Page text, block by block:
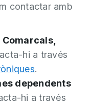
contactar amb
hi a través
.
dependents
hi a través